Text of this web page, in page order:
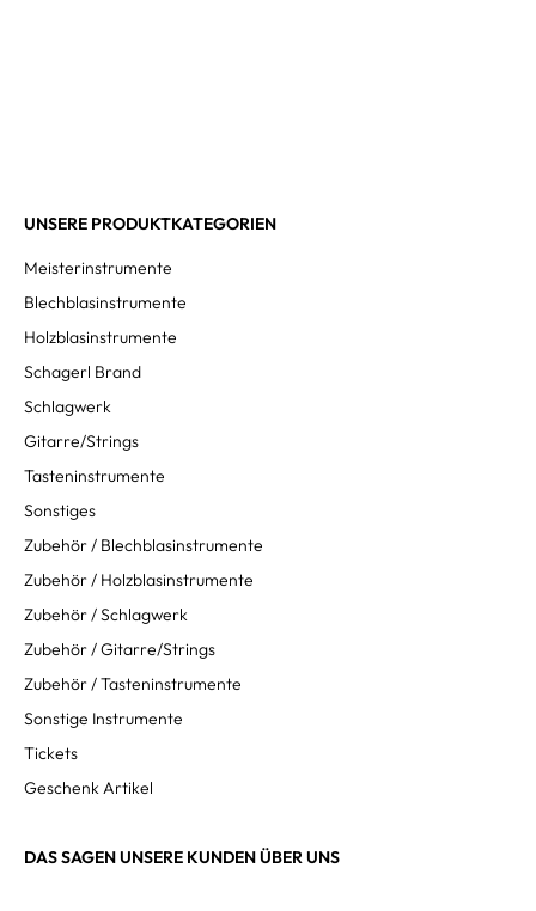
UNSERE PRODUKTKATEGORIEN
Meisterinstrumente
Blechblasinstrumente
Holzblasinstrumente
Schagerl Brand
Schlagwerk
Gitarre/Strings
Tasteninstrumente
Sonstiges
Zubehör / Blechblasinstrumente
Zubehör / Holzblasinstrumente
Zubehör / Schlagwerk
Zubehör / Gitarre/Strings
Zubehör / Tasteninstrumente
Sonstige Instrumente
Tickets
Geschenk Artikel
DAS SAGEN UNSERE KUNDEN ÜBER UNS